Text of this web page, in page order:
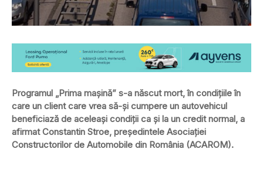
Programul „Prima maşină” s-a născut mort, în condiţiile în
care un client care vrea să-şi cumpere un autovehicul
beneficiază de aceleaşi condiţii ca şi la un credit normal, a
afirmat Constantin Stroe, preşedintele Asociaţiei
Constructorilor de Automobile din România (ACAROM).